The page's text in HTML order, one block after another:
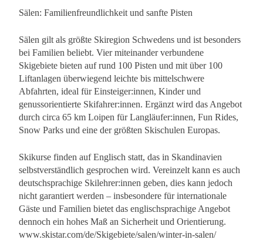
Sälen: Familienfreundlichkeit und sanfte Pisten
Sälen gilt als größte Skiregion Schwedens und ist besonders
bei Familien beliebt. Vier miteinander verbundene
Skigebiete bieten auf rund 100 Pisten und mit über 100
Liftanlagen überwiegend leichte bis mittelschwere
Abfahrten, ideal für Einsteiger:innen, Kinder und
genussorientierte Skifahrer:innen. Ergänzt wird das Angebot
durch circa 65 km Loipen für Langläufer:innen, Fun Rides,
Snow Parks und eine der größten Skischulen Europas.
Skikurse finden auf Englisch statt, das in Skandinavien
selbstverständlich gesprochen wird. Vereinzelt kann es auch
deutschsprachige Skilehrer:innen geben, dies kann jedoch
nicht garantiert werden – insbesondere für internationale
Gäste und Familien bietet das englischsprachige Angebot
dennoch ein hohes Maß an Sicherheit und Orientierung.
www.skistar.com/de/Skigebiete/salen/winter-in-salen/